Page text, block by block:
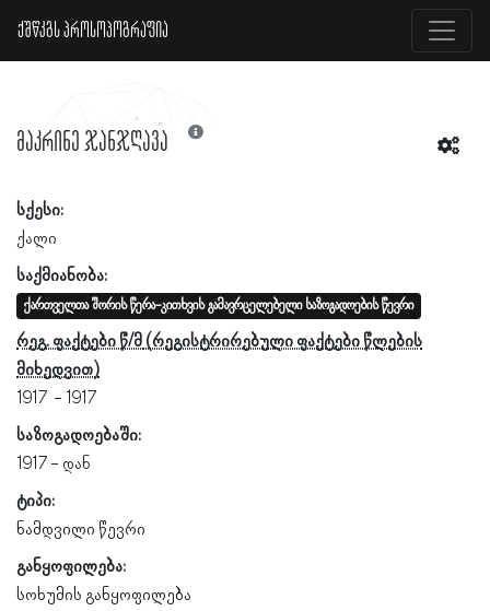
ქშწკგს პროსოპოგრაფია
მაკრინე ჯანჯღავა
სქესი:
ქალი
საქმიანობა:
ქართველთა შორის წერა-კითხვის გამავრცელებელი საზოგადოების წევრი
რეგ. ფაქტები წ/მ
1917
1917
საზოგადოებაში:
1917
ტიპი:
ნამდვილი წევრი
განყოფილება:
სოხუმის განყოფილება